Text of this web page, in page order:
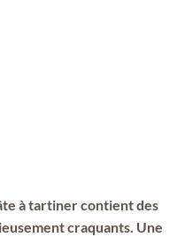
à tartiner contient des
craquants. Une